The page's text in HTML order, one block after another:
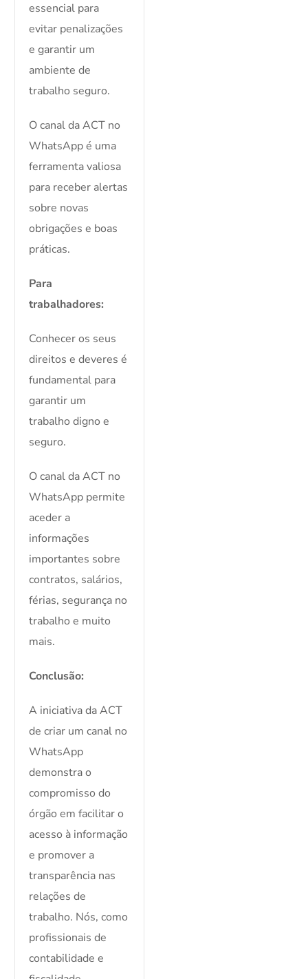
essencial para
evitar penalizações
e garantir um
ambiente de
trabalho seguro.
O canal da ACT no
WhatsApp é uma
ferramenta valiosa
para receber alertas
sobre novas
obrigações e boas
práticas.
Para
trabalhadores:
Conhecer os seus
direitos e deveres é
fundamental para
garantir um
trabalho digno e
seguro.
O canal da ACT no
WhatsApp permite
aceder a
informações
importantes sobre
contratos, salários,
férias, segurança no
trabalho e muito
mais.
Conclusão:
A iniciativa da ACT
de criar um canal no
WhatsApp
demonstra o
compromisso do
órgão em facilitar o
acesso à informação
e promover a
transparência nas
relações de
trabalho. Nós, como
profissionais de
contabilidade e